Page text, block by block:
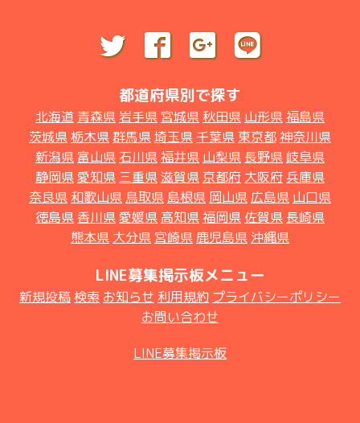
都道府県別で探す
北海道 青森県 岩手県 宮城県 秋田県 山形県福島県
茨城県 栃木県群馬県埼玉県 千葉県 東京都神奈川県
新潟県 富山県 石川県福井県 山梨県 長野県 岐阜県
静岡県愛知県 三重県滋賀県 京都府 大阪府 兵庫県
奈良県 和歌山県 鳥取県 島根県 岡山県 広島県 山口県
徳島県 香川県愛媛県 高知県福岡県 佐賀県 長崎県
熊本県 大分県 宮崎県 鹿児島県 沖縄県
LINE募集掲示板メニュー
新規投稿 検索 お知らせ 利用規約 プライバシーポリシー
お問い合わせ
LINE募集掲示板